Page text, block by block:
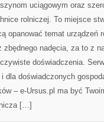
uciągowym oraz
rolniczej. To miejsce
opanować temat urządzeń
zbędnego nadęcia, za to z
doświadczenia.
dla doświadczonych
– e-Ursus.pl ma być
[…]